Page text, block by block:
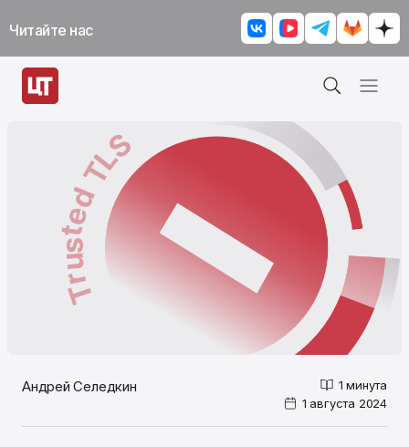
Читайте нас
Андрей Селедкин
1 минута
1 августа 2024